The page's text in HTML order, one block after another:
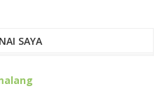
SAYA